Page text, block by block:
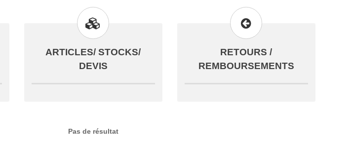
ARTICLES/ STOCKS/
DEVIS
RETOURS /
REMBOURSEMENTS
Pas de résultat